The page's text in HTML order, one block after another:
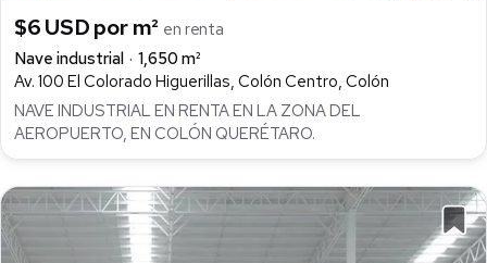
$6 USD por m² en renta
Nave industrial
1,650 m²
Av. 100 El Colorado Higuerillas, Colón Centro, Colón
NAVE INDUSTRIAL EN RENTA EN LA ZONA DEL
AEROPUERTO, EN COLÓN QUERÉTARO.